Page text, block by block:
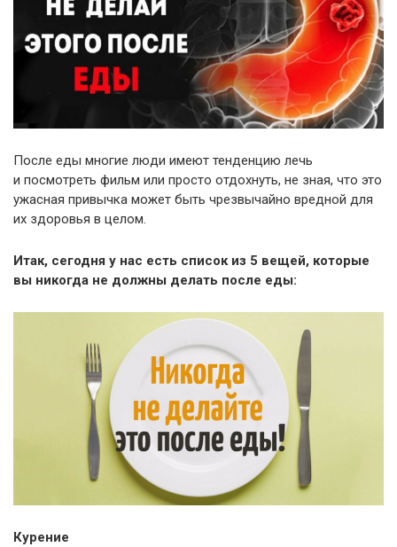
После еды многие люди имеют тенденцию лечь
и посмотреть фильм или просто отдохнуть, не зная, что это
ужасная привычка может быть чрезвычайно вредной для
их здоровья в целом.
Итак, сегодня у нас есть список из 5 вещей, которые
вы никогда не должны делать после еды:
Курение